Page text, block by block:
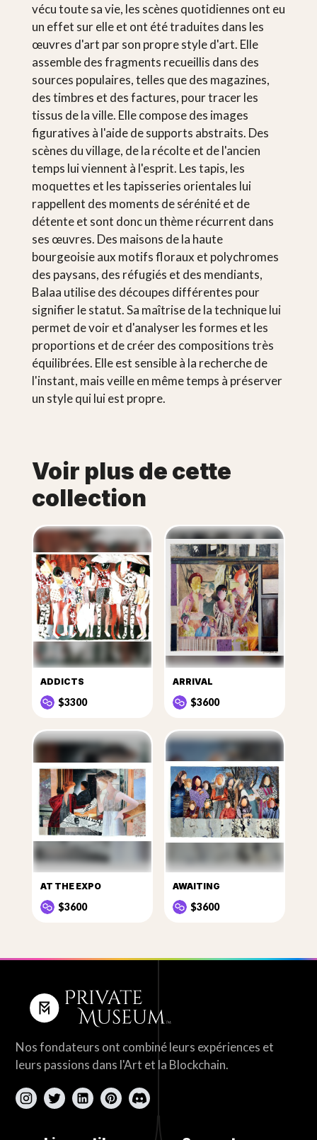
vécu toute sa vie, les scènes quotidiennes ont eu
un effet sur elle et ont été traduites dans les
œuvres d'art par son propre style d'art. Elle
assemble des fragments recueillis dans des
sources populaires, telles que des magazines,
des timbres et des factures, pour tracer les
tissus de la ville. Elle compose des images
figuratives à l'aide de supports abstraits. Des
scènes du village, de la récolte et de l'ancien
temps lui viennent à l'esprit. Les tapis, les
moquettes et les tapisseries orientales lui
rappellent des moments de sérénité et de
détente et sont donc un thème récurrent dans
ses œuvres. Des maisons de la haute
bourgeoisie aux motifs floraux et polychromes
des paysans, des réfugiés et des mendiants,
Balaa utilise des découpes différentes pour
signifier le statut. Sa maîtrise de la technique lui
permet de voir et d'analyser les formes et les
proportions et de créer des compositions très
équilibrées. Elle est sensible à la recherche de
l'instant, mais veille en même temps à préserver
un style qui lui est propre.
Voir plus de cette
collection
ADDICTS
$3300
ARRIVAL
$3600
AT THE EXPO
$3600
AWAITING
$3600
Nos fondateurs ont combiné leurs expériences et
leurs passions dans l'Art et la Blockchain.